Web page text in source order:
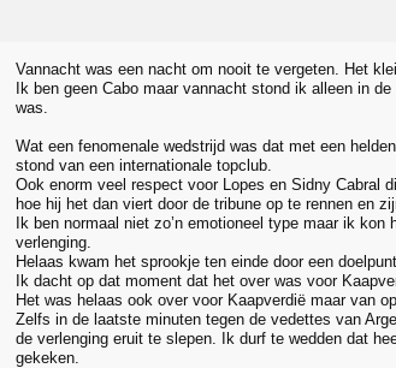
Vannacht was een nacht om nooit te vergeten. Het
Ik ben geen Cabo maar vannacht stond ik alleen in
was.
Wat een fenomenale wedstrijd was dat met een
stond van een internationale topclub.
Ook enorm veel respect voor Lopes en Sidny Cabral
hoe hij het dan viert door de tribune op te rennen en
Ik ben normaal niet zo’n emotioneel type maar ik
verlenging.
Helaas kwam het sprookje ten einde door een
Ik dacht op dat moment dat het over was voor
Het was helaas ook over voor Kaapverdië maar van
Zelfs in de laatste minuten tegen de vedettes van
de verlenging eruit te slepen. Ik durf te wedden dat
gekeken.